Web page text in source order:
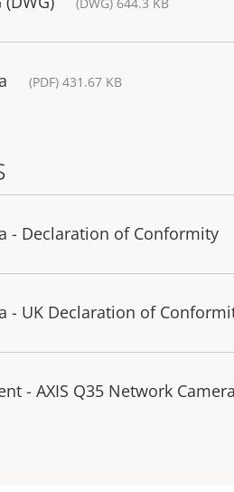
(PDF) 431.67 KB
- Declaration of Conformity
- UK Declaration of
- AXIS Q35 Network